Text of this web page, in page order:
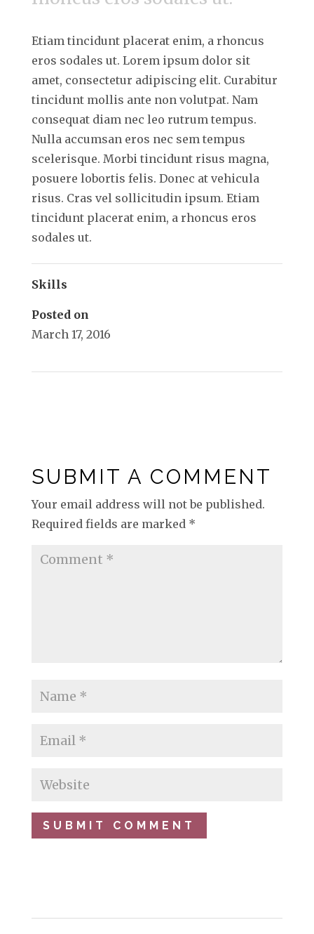
Etiam tincidunt placerat enim, a rhoncus
eros sodales ut. Lorem ipsum dolor sit
amet, consectetur adipiscing elit. Curabitur
tincidunt mollis ante non volutpat. Nam
consequat diam nec leo rutrum tempus.
Nulla accumsan eros nec sem tempus
scelerisque. Morbi tincidunt risus magna,
posuere lobortis felis. Donec at vehicula
risus. Cras vel sollicitudin ipsum. Etiam
tincidunt placerat enim, a rhoncus eros
sodales ut.
Skills
Posted on
March 17, 2016
SUBMIT A COMMENT
Your email address will not be published.
Required fields are marked *